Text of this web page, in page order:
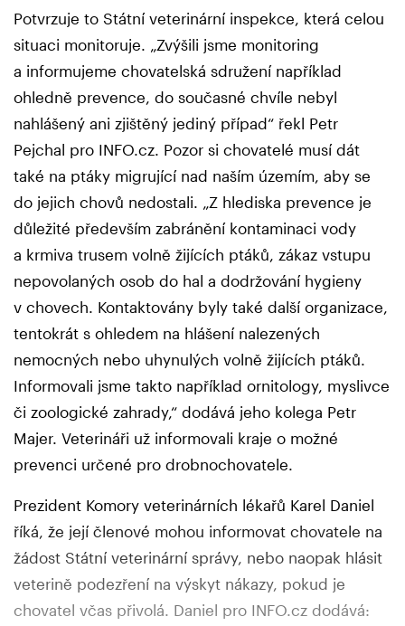
Potvrzuje to Státní veterinární inspekce, která celou
situaci monitoruje. „Zvýšili jsme monitoring
a informujeme chovatelská sdružení například
ohledně prevence, do současné chvíle nebyl
nahlášený ani zjištěný jediný případ“ řekl Petr
Pejchal pro INFO.cz. Pozor si chovatelé musí dát
také na ptáky migrující nad naším územím, aby se
do jejich chovů nedostali. „Z hlediska prevence je
důležité především zabránění kontaminaci vody
a krmiva trusem volně žijících ptáků, zákaz vstupu
nepovolaných osob do hal a dodržování hygieny
v chovech. Kontaktovány byly také další organizace,
tentokrát s ohledem na hlášení nalezených
nemocných nebo uhynulých volně žijících ptáků.
Informovali jsme takto například ornitology, myslivce
či zoologické zahrady,“ dodává jeho kolega Petr
Majer. Veterináři už informovali kraje o možné
prevenci určené pro drobnochovatele.
Prezident Komory veterinárních lékařů Karel Daniel
říká, že její členové mohou informovat chovatele na
žádost Státní veterinární správy, nebo naopak hlásit
veterině podezření na výskyt nákazy, pokud je
chovatel včas přivolá. Daniel pro INFO.cz dodává: